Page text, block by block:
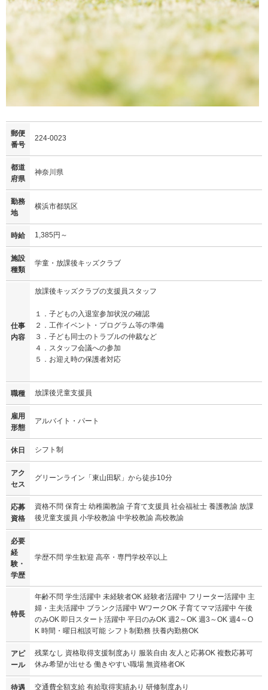
郵便
番号
224-0023
都道
府県
神奈川県
勤務
地
横浜市都筑区
時給 1,385円～
施設
種類
学童・放課後キッズクラブ
仕事
内容
放課後キッズクラブの支援員スタッフ
１．子どもの入退室参加状況の確認
２．工作イベント・プログラム等の準備
３．子ども同士のトラブルの仲裁など
４．スタッフ会議への参加
５．お迎え時の保護者対応
職種 放課後児童支援員
雇用
形態
アルバイト・パート
休日 シフト制
アク
セス
グリーンライン「東山田駅」から徒歩10分
応募
資格
資格不問 保育士 幼稚園教諭 子育て支援員 社会福祉士 養護教諭 放課
後児童支援員 小学校教諭 中学校教諭 高校教諭
必要
経
験・
学歴
学歴不問 学生歓迎 高卒・専門学校卒以上
特長
年齢不問 学生活躍中 未経験者OK 経験者活躍中 フリーター活躍中 主
婦・主夫活躍中 ブランク活躍中 WワークOK 子育てママ活躍中 午後
のみOK 即日スタート活躍中 平日のみOK 週2～OK 週3～OK 週4～O
K 時間・曜日相談可能 シフト制勤務 扶養内勤務OK
アピ
ール
残業なし 資格取得支援制度あり 服装自由 友人と応募OK 複数応募可
休み希望が出せる 働きやすい職場 無資格者OK
待遇 交通費全額支給 有給取得実績あり 研修制度あり